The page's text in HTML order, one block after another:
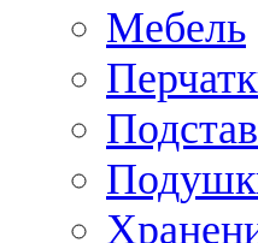
Мебель